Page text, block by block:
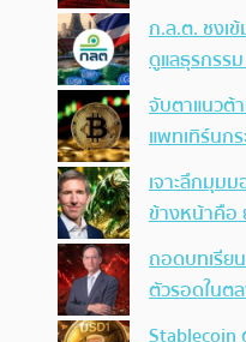
ก.ล.ต. ชงเ
ดูแลธุรกรร
จับตาแนวต้
แพทเทิร์นก
เจาะลึกมุม
ข้างหน้าคือ
ถอดบทเรีย
ตัวรอดในต